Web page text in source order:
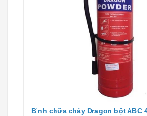
Bình chữa cháy Dragon bột ABC